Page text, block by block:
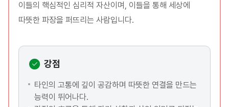
이들의 핵심적인 심리적 자산이며, 이들을 통해 세상에
따뜻한 파장을 퍼뜨리는 사람입니다.
강점
타인의 고통에 깊이 공감하며 따뜻한 연결을 만드는
능력이 뛰어나다.